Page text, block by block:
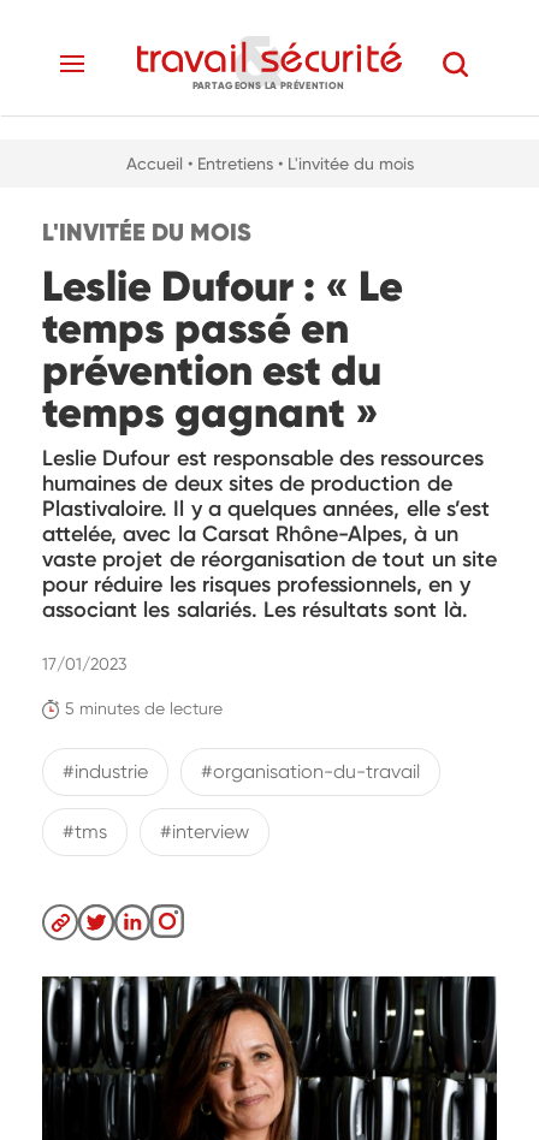
PARTAGEONS LA PRÉVENTION
Accueil • Entretiens • L'invitée du mois
L'INVITÉE DU MOIS
Leslie Dufour : « Le
temps passé en
prévention est du
temps gagnant »
Leslie Dufour est responsable des ressources
humaines de deux sites de production de
Plastivaloire. Il y a quelques années, elle s’est
attelée, avec la Carsat Rhône-Alpes, à un
vaste projet de réorganisation de tout un site
pour réduire les risques professionnels, en y
associant les salariés. Les résultats sont là.
5 minutes de lecture
17/01/2023
#industrie #organisation-du-travail
#tms #interview